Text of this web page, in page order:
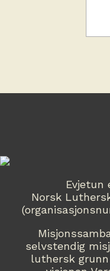
Evjetun
Norsk
selvstendig
luthersk